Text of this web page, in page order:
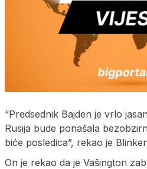
“Predsednik Bajden je vrlo
Rusija bude ponašala
biće posledica”, rekao je
On je rekao da je Vašington